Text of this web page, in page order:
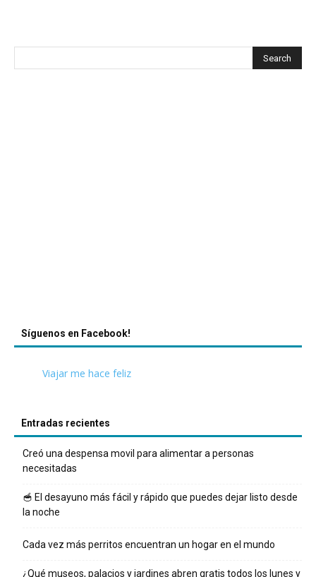
Síguenos en Facebook!
Viajar me hace feliz
Entradas recientes
Creó una despensa movil para alimentar a personas
necesitadas
🥣 El desayuno más fácil y rápido que puedes dejar listo desde
la noche
Cada vez más perritos encuentran un hogar en el mundo
¿Qué museos, palacios y jardines abren gratis todos los lunes y